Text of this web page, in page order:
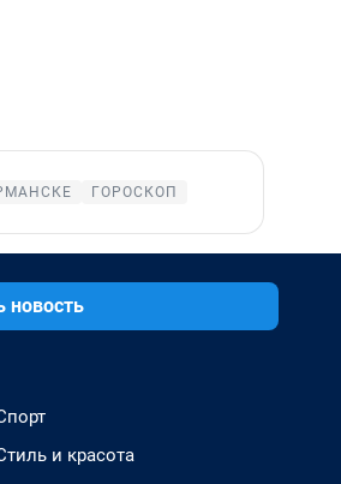
ГОРОСКОП
новость
и красота